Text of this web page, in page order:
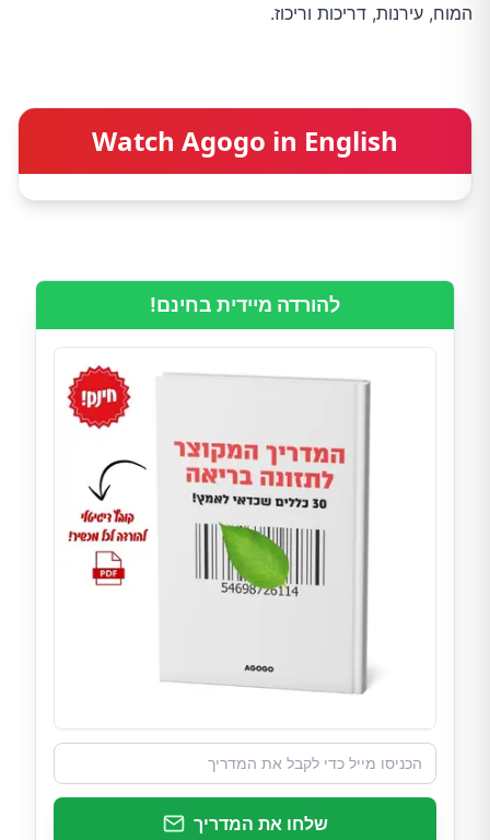
המוח, עירנות, דריכות וריכוז.
Watch Agogo in English
להורדה מיידית בחינם!
שלחו את המדריך